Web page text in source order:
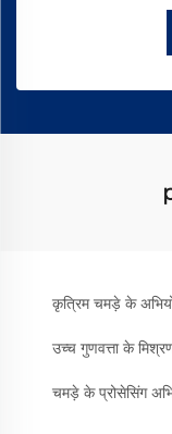
कृत्रिम चमड़े के
उच्च गुणवत्ता के
चमड़े के प्रोसेसिंग